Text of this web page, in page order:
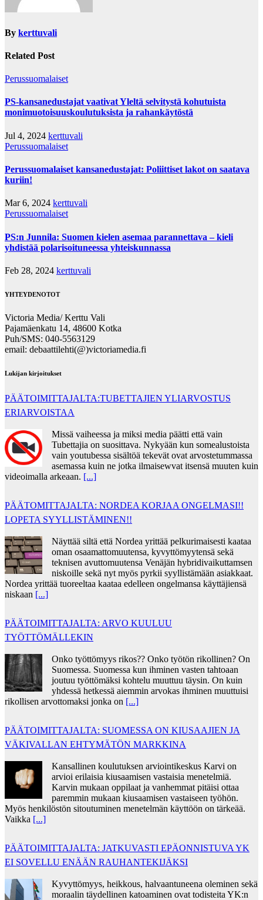
By kerttuvali
Related Post
Perussuomalaiset
PS-kansanedustajat vaativat Yleltä selvitystä kohutuista
monimuotoisuuskoulutuksista ja rahankäytöstä
Jul 4, 2024 kerttuvali
Perussuomalaiset
Perussuomalaiset kansanedustajat: Poliittiset lakot on saatava
kuriin!
Mar 6, 2024 kerttuvali
Perussuomalaiset
PS:n Junnila: Suomen kielen asemaa parannettava – kieli
yhdistää polarisoituneessa yhteiskunnassa
Feb 28, 2024 kerttuvali
YHTEYDENOTOT
Victoria Media/ Kerttu Vali
Pajamäenkatu 14, 48600 Kotka
Puh/SMS: 040-5563129
email: debaattilehti(@)victoriamedia.fi
Lukijan kirjoitukset
PÄÄTOIMITTAJALTA:TUBETTAJIEN YLIARVOSTUS
ERIARVOISTAA
Missä vaiheessa ja miksi media päätti että vain
Tubettajia on suosittava. Nykyään kun somealustoista
vain youtubessa sisältöä tekevät ovat arvostetummassa
asemassa kuin ne jotka ilmaisewvat itsensä muuten kuin
videoimalla arkeaan. [...]
PÄÄTOMITTAJALTA: NORDEA KORJAA ONGELMASI!!
LOPETA SYYLLISTÄMINEN!!
Näyttää siltä että Nordea yrittää pelkurimaisesti kaataa
oman osaamattomuutensa, kyvyttömyytensä sekä
teknisen avuttomuutensa Venäjän hybridivaikuttamsen
niskoille sekä nyt myös pyrkii syyllistämään asiakkaat.
Nordea yrittää tuoreeltaa kaataa edelleen ongelmansa käyttäjiensä
niskaan [...]
PÄÄTOIMITTAJALTA: ARVO KUULUU
TYÖTTÖMÄLLEKIN
Onko työttömyys rikos?? Onko työtön rikollinen? On
Suomessa. Suomessa kun ihminen vasten tahtoaan
joutuu työttömäksi kohtelu muuttuu täysin. On kuin
yhdessä hetkessä aiemmin arvokas ihminen muuttuisi
rikollisen arvottomaksi jonka on [...]
PÄÄTOIMITTAJALTA: SUOMESSA ON KIUSAAJIEN JA
VÄKIVALLAN EHTYMÄTÖN MARKKINA
Kansallinen koulutuksen arviointikeskus Karvi on
arvioi erilaisia kiusaamisen vastaisia menetelmiä.
Karvin mukaan oppilaat ja vanhemmat pitäisi ottaa
paremmin mukaan kiusaamisen vastaiseen työhön.
Myös henkilöstön sitoutuminen menetelmän käyttöön on tärkeää.
Vaikka [...]
PÄÄTOIMITTAJALTA: JATKUVASTI EPÄONNISTUVA YK
EI SOVELLU ENÄÄN RAUHANTEKIJÄKSI
Kyvyttömyys, heikkous, halvaantuneena oleminen sekä
moraalin täydellinen katoaminen ovat todisteita YK:n